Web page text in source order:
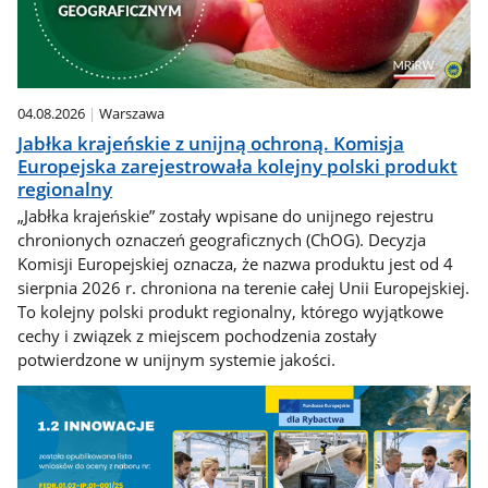
04.08.2026 Warszawa
Jabłka krajeńskie z unijną ochroną. Komisja
Europejska zarejestrowała kolejny polski produkt
regionalny
„Jabłka krajeńskie” zostały wpisane do unijnego rejestru
chronionych oznaczeń geograficznych (ChOG). Decyzja
Komisji Europejskiej oznacza, że nazwa produktu jest od 4
sierpnia 2026 r. chroniona na terenie całej Unii Europejskiej.
To kolejny polski produkt regionalny, którego wyjątkowe
cechy i związek z miejscem pochodzenia zostały
potwierdzone w unijnym systemie jakości.